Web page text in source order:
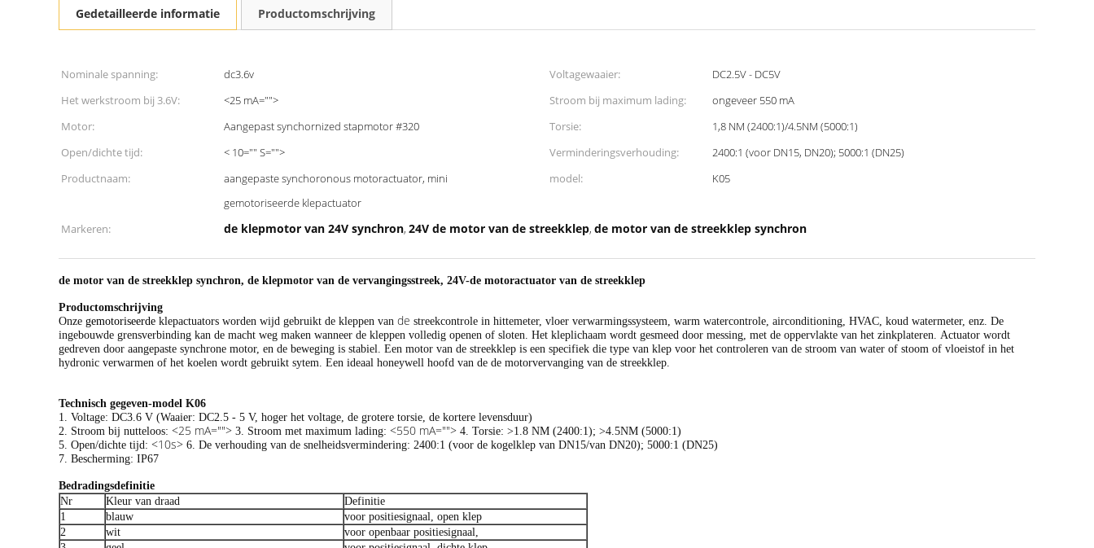
Gedetailleerde informatie Productomschrijving
Nominale spanning: dc3.6v Voltagewaaier:
DC2.5V - DC5V
Het werkstroom bij 3.6V:
<25 mA=""> Stroom bij maximum lading:
ongeveer 550 mA
Motor:
Aangepast synchornized stapmotor #320 Torsie:
1,8 NM (2400:1)/4.5NM (5000:1)
Open/dichte tijd:
< 10="" S=""> Verminderingsverhouding:
2400:1 (voor DN15, DN20); 5000:1 (DN25)
Productnaam:
aangepaste synchoronous motoractuator, mini
gemotoriseerde klepactuator
model: K05
Markeren: de klepmotor van 24V synchron, 24V de motor van de streekklep, de motor van de streekklep synchron
de motor van de streekklep synchron, de klepmotor van de vervangingsstreek, 24V-de motoractuator van de streekklep
Productomschrijving
Onze gemotoriseerde klepactuators worden wijd gebruikt de kleppen van de streekcontrole in hittemeter, vloer verwarmingssysteem, warm watercontrole, airconditioning, HVAC, koud watermeter, enz. De
ingebouwde grensverbinding kan de macht weg maken wanneer de kleppen volledig openen of sloten. Het kleplichaam wordt gesmeed door messing, met de oppervlakte van het zinkplateren. Actuator wordt
gedreven door aangepaste synchrone motor, en de beweging is stabiel. Een motor van de streekklep is een specifiek die type van klep voor het controleren van de stroom van water of stoom of vloeistof in het
hydronic verwarmen of het koelen wordt gebruikt sytem. Een ideaal honeywell hoofd van de de motorvervanging van de streekklep.
Technisch gegeven-model K06
1. Voltage: DC3.6 V (Waaier: DC2.5 - 5 V, hoger het voltage, de grotere torsie, de kortere levensduur)
2. Stroom bij nutteloos: <25 mA=""> 3. Stroom met maximum lading: <550 mA=""> 4. Torsie: >1.8 NM (2400:1); >4.5NM (5000:1)
5. Open/dichte tijd: <10s> 6. De verhouding van de snelheidsvermindering: 2400:1 (voor de kogelklep van DN15/van DN20); 5000:1 (DN25)
7. Bescherming: IP67
Bedradingsdefinitie
Nr
Kleur van draad
Definitie
1
blauw
voor positiesignaal, open klep
2
wit
voor openbaar positiesignaal,